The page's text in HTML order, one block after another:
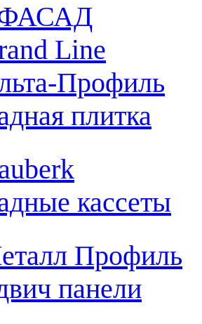
Line
Профиль
плитка
кассеты
Профиль
панели